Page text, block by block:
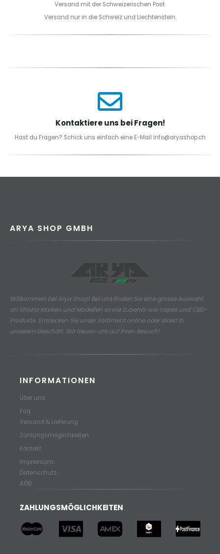
Versand mit der Schweizerischen Post.
Versand nur in die Schweiz und Liechtenstein.
Kontaktiere uns bei Fragen!
Hast du Fragen? Schick uns einfach eine E-Mail info@aryashop.ch
ARYA SHOP GMBH
Willkommen bei Arya Shop! Bei uns finden Sie eine grosse Auswahl
an Shisha Marken und Modellen sowie Zubehör wie Vapes und CBD-
Produkte. Entdecken Sie unser Sortiment online oder direkt in
unserem Geschäft. Wir freuen uns auf Ihren Besuch!
INFORMATIONEN
Über uns
Faq
Versand & Lieferung
Zahlungsmöglichkeiten
Kontakt
Impressum
Datenschutz
AGB
ZAHLUNGSMÖGLICHKEITEN